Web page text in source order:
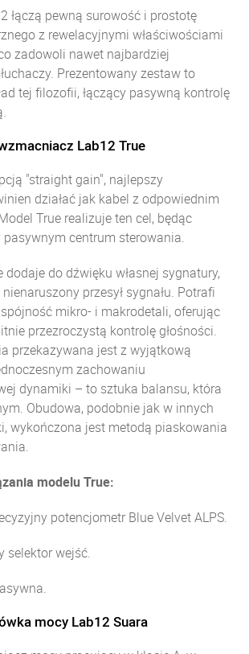
łączą pewną surowość i prostotę
z rewelacyjnymi właściwościami
zadowoli nawet najbardziej
Prezentowany zestaw to
tej filozofii, łączący pasywną kontrolę
Lab12 True
"straight gain", najlepszy
działać jak kabel z odpowiednim
True realizuje ten cel, będąc
centrum sterowania.
dodaje do dźwięku własnej sygnatury,
przesył sygnału. Potrafi
mikro- i makrodetali, oferując
przezroczystą kontrolę głośności.
przekazywana jest z wyjątkową
zachowaniu
dynamiki – to sztuka balansu, która
Obudowa, podobnie jak w innych
wykończona jest metodą piaskowania
modelu True:
potencjometr Blue Velvet ALPS.
selektor wejść.
mocy Lab12 Suara